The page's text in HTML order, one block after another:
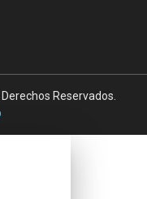
Reservados.